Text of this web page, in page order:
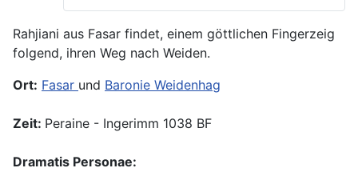
Rahjiani aus Fasar findet, einem göttlichen Fingerzeig
folgend, ihren Weg nach Weiden.
Ort: Fasar und Baronie Weidenhag
Zeit: Peraine - Ingerimm 1038 BF
Dramatis Personae: